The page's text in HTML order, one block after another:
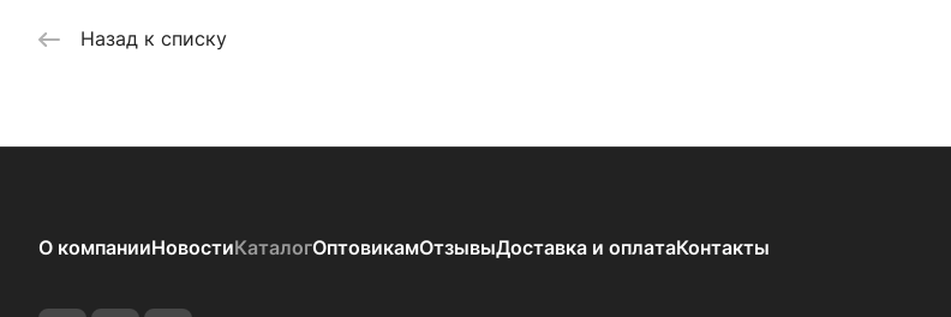
Назад к списку
О компанииНовостиКаталогОптовикамОтзывыДоставка и оплатаКонтакты